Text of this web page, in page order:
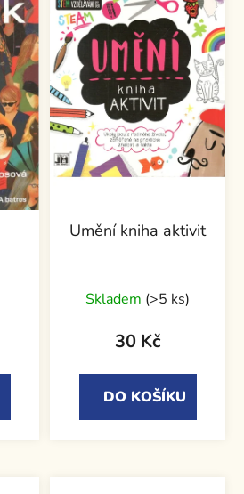
Umění kniha aktivit
Skladem (>5 ks)
30 Kč
DO KOŠÍKU